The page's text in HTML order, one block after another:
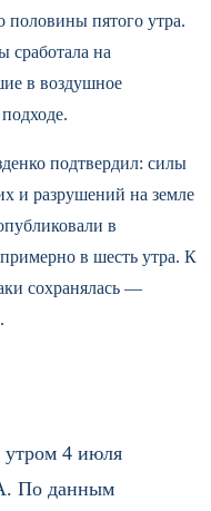
половины пятого утра.
сработала на
в воздушное
подтвердил: силы
и разрушений на земле
в
в шесть утра. К
сохранялась —
утром 4 июля
По данным